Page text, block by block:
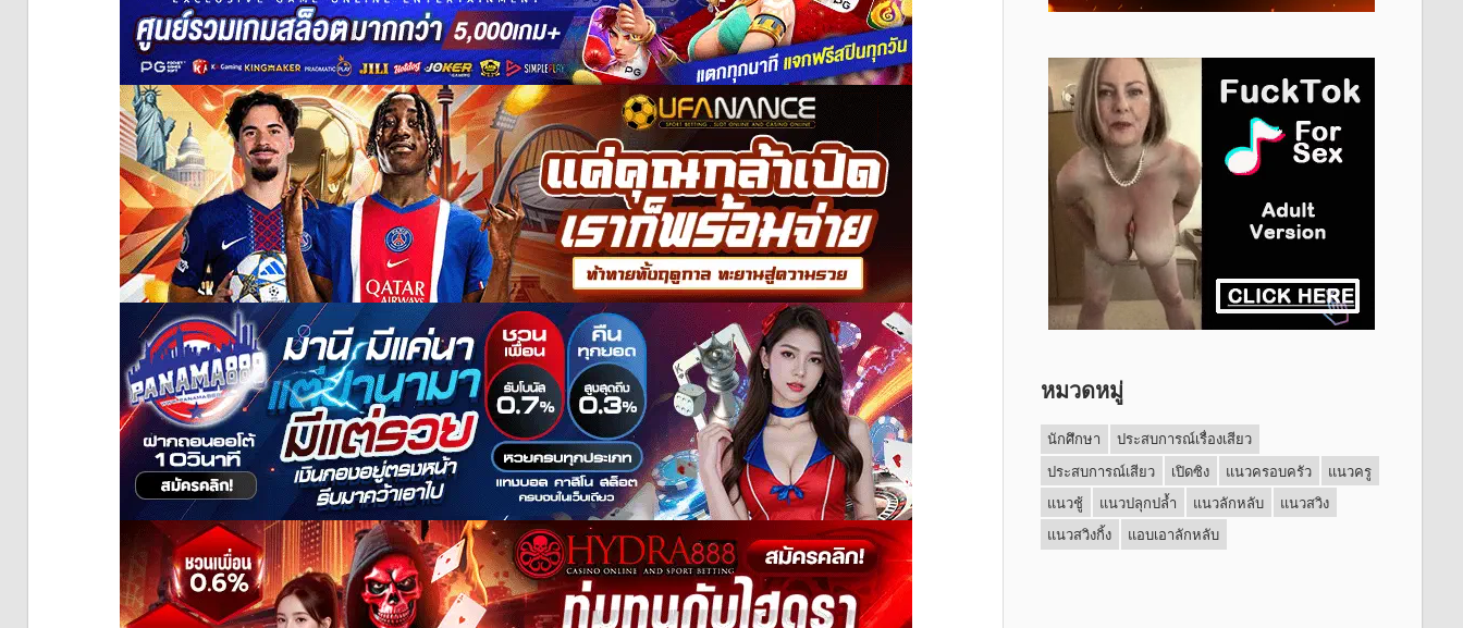
หมวดหมู่
นักศึกษา
ประสบการณ์เรื่องเสียว
ประสบการณ์เสียว
เปิดซิง แนวครอบครัว
แนวครู
แนวชู้
แนวปลุกปล้ำ แนวลักหลับ
แนวสวิง
แนวสวิงกิ้ง
แอบเอาลักหลับ